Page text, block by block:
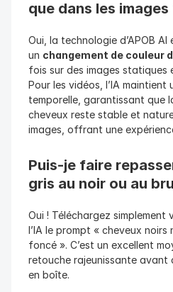
que dans les images
Oui, la technologie d’APOB
un changement de couleur
fois sur des images statiques
Pour les vidéos, l’IA maintient
temporelle, garantissant que
cheveux reste stable et
images, offrant une
Puis-je faire
gris au noir ou au
Oui ! Téléchargez
l’IA le prompt « cheveux noirs
foncé ». C’est un excellent
retouche rajeunissante avant
en boîte.